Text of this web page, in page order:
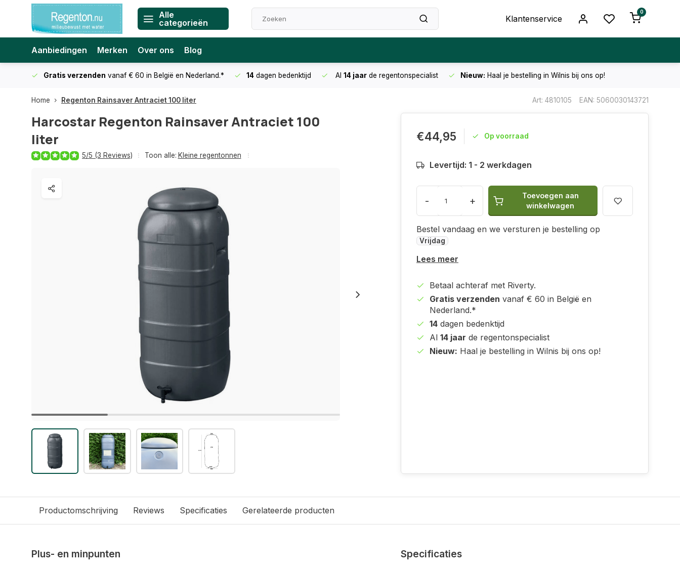
Alle
categorieën
Klantenservice
0
Aanbiedingen Merken Over ons Blog
Gratis verzenden vanaf € 60 in België en Nederland.* 14 dagen bedenktijd Al 14 jaar de regentonspecialist Nieuw: Haal je bestelling in Wilnis bij ons op!
Home Regenton Rainsaver Antraciet 100 liter Art: 4810105 EAN: 5060030143721
Harcostar Regenton Rainsaver Antraciet 100
liter
5/5 (3 Reviews) Toon alle: Kleine regentonnen
€44,95 Op voorraad
Levertijd: 1 - 2 werkdagen
- +
Toevoegen aan
winkelwagen
Bestel vandaag en we versturen je bestelling op
Vrijdag
Lees meer
Betaal achteraf met Riverty.
Gratis verzenden vanaf € 60 in België en
Nederland.*
14 dagen bedenktijd
Al 14 jaar de regentonspecialist
Nieuw: Haal je bestelling in Wilnis bij ons op!
Productomschrijving Reviews Specificaties Gerelateerde producten
Plus- en minpunten Specificaties